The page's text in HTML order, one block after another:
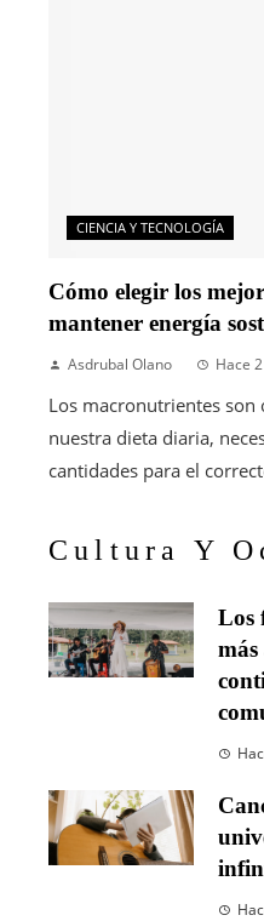
CIENCIA Y TECNOLOGÍA
Cómo elegir los
mantener energía
Asdrubal Olano Hace
Los macronutrientes son
nuestra dieta diaria,
cantidades para el
Cultura Y
Los